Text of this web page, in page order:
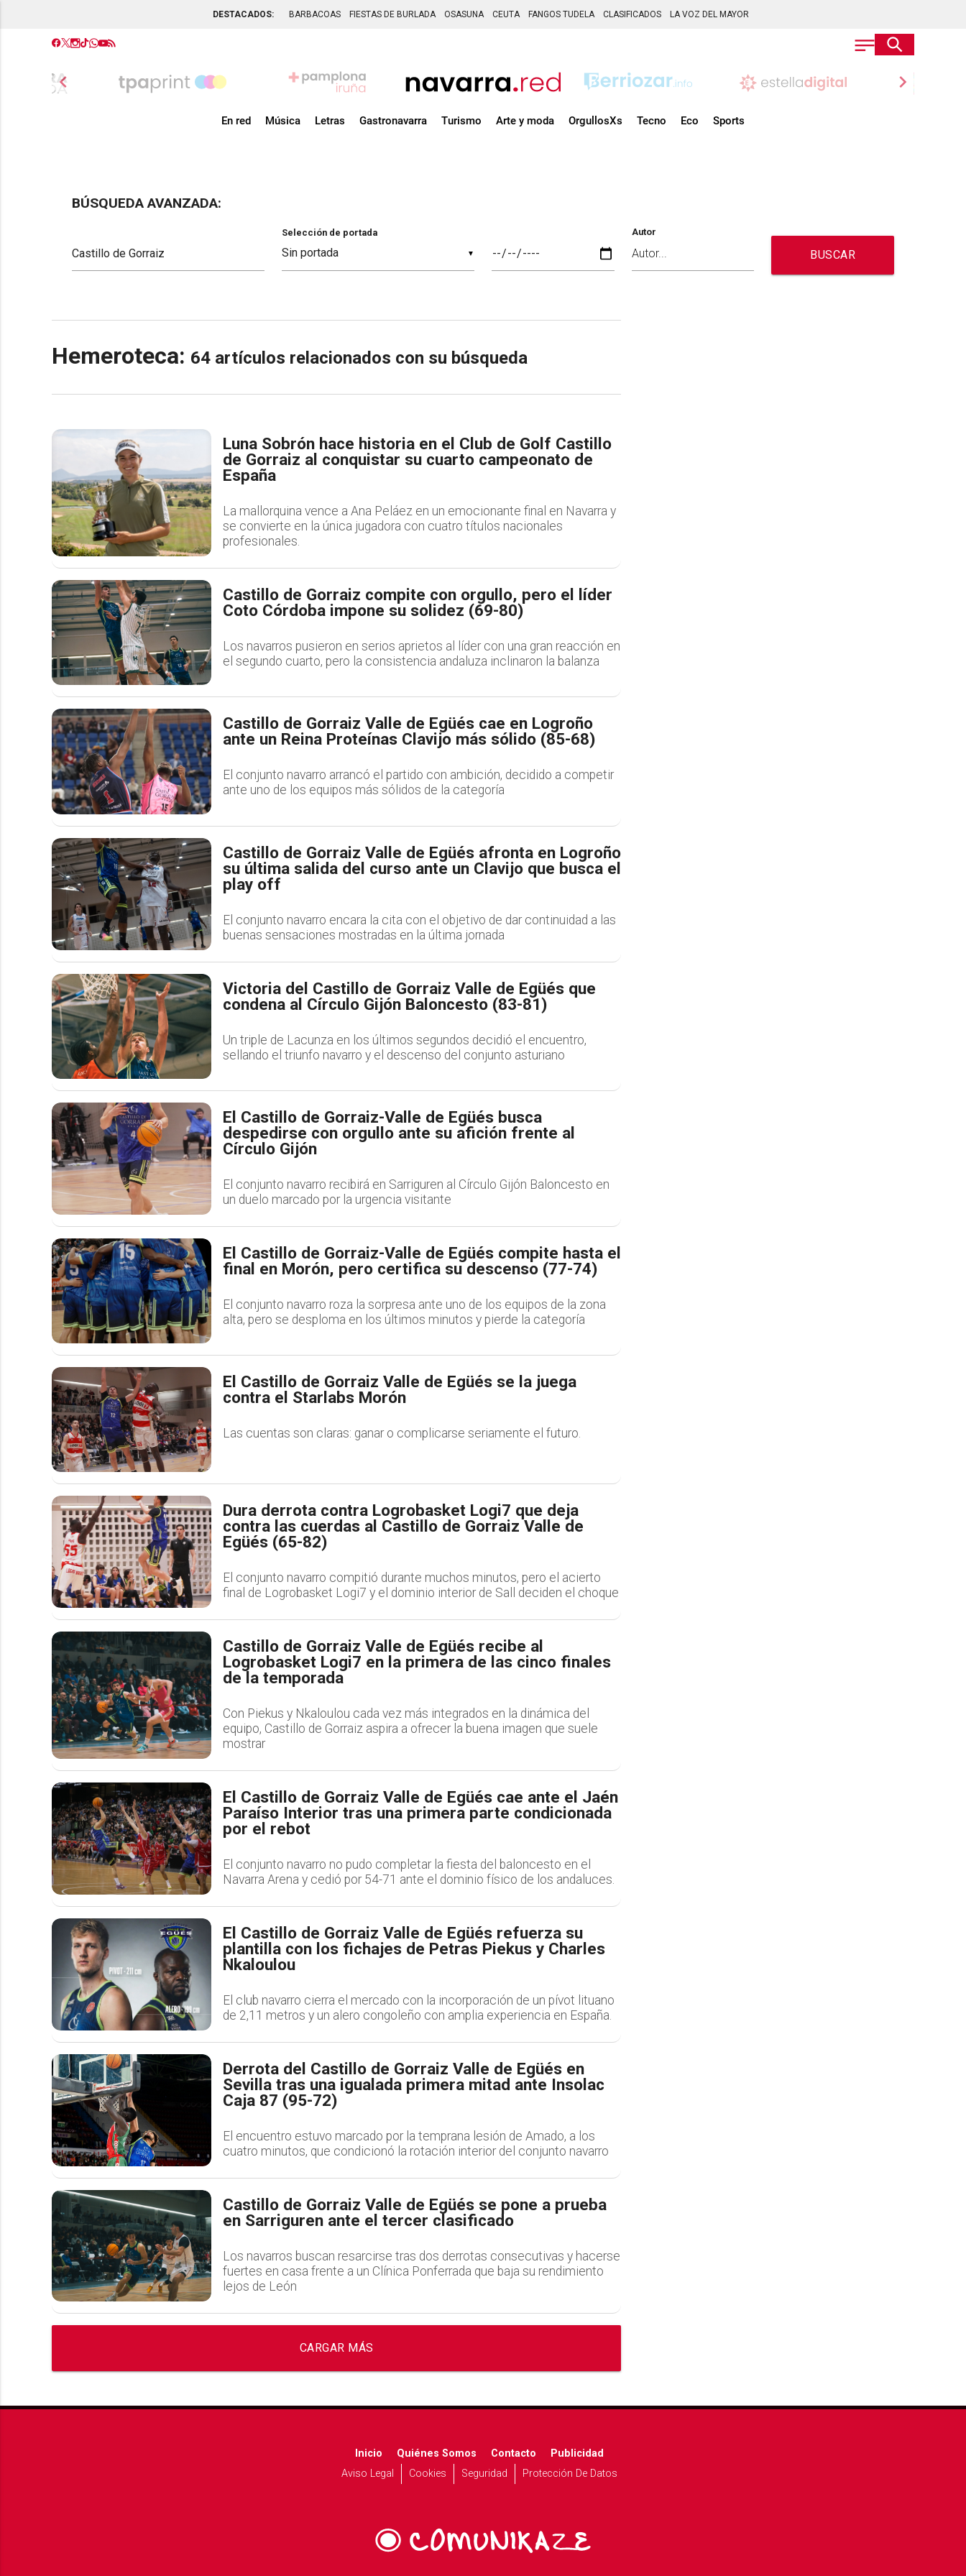
DESTACADOS: BARBACOAS FIESTAS DE BURLADA OSASUNA CEUTA FANGOS TUDELA CLASIFICADOS LA VOZ DEL MAYOR
chevron_left chevron_right
En red Música Letras Gastronavarra Turismo Arte y moda OrgullosXs Tecno Eco Sports
BÚSQUEDA AVANZADA:
▼
Selección de portada Autor
BUSCAR
Hemeroteca: 64 artículos relacionados con su búsqueda
Luna Sobrón hace historia en el Club de Golf Castillo
de Gorraiz al conquistar su cuarto campeonato de
España
La mallorquina vence a Ana Peláez en un emocionante final en Navarra y
se convierte en la única jugadora con cuatro títulos nacionales
profesionales.
Castillo de Gorraiz compite con orgullo, pero el líder
Coto Córdoba impone su solidez (69-80)
Los navarros pusieron en serios aprietos al líder con una gran reacción en
el segundo cuarto, pero la consistencia andaluza inclinaron la balanza
Castillo de Gorraiz Valle de Egüés cae en Logroño
ante un Reina Proteínas Clavijo más sólido (85-68)
El conjunto navarro arrancó el partido con ambición, decidido a competir
ante uno de los equipos más sólidos de la categoría
Castillo de Gorraiz Valle de Egüés afronta en Logroño
su última salida del curso ante un Clavijo que busca el
play off
El conjunto navarro encara la cita con el objetivo de dar continuidad a las
buenas sensaciones mostradas en la última jornada
Victoria del Castillo de Gorraiz Valle de Egüés que
condena al Círculo Gijón Baloncesto (83-81)
Un triple de Lacunza en los últimos segundos decidió el encuentro,
sellando el triunfo navarro y el descenso del conjunto asturiano
El Castillo de Gorraiz-Valle de Egüés busca
despedirse con orgullo ante su afición frente al
Círculo Gijón
El conjunto navarro recibirá en Sarriguren al Círculo Gijón Baloncesto en
un duelo marcado por la urgencia visitante
El Castillo de Gorraiz-Valle de Egüés compite hasta el
final en Morón, pero certifica su descenso (77-74)
El conjunto navarro roza la sorpresa ante uno de los equipos de la zona
alta, pero se desploma en los últimos minutos y pierde la categoría
El Castillo de Gorraiz Valle de Egüés se la juega
contra el Starlabs Morón
Las cuentas son claras: ganar o complicarse seriamente el futuro.
Dura derrota contra Logrobasket Logi7 que deja
contra las cuerdas al Castillo de Gorraiz Valle de
Egüés (65-82)
El conjunto navarro compitió durante muchos minutos, pero el acierto
final de Logrobasket Logi7 y el dominio interior de Sall deciden el choque
Castillo de Gorraiz Valle de Egüés recibe al
Logrobasket Logi7 en la primera de las cinco finales
de la temporada
Con Piekus y Nkaloulou cada vez más integrados en la dinámica del
equipo, Castillo de Gorraiz aspira a ofrecer la buena imagen que suele
mostrar
El Castillo de Gorraiz Valle de Egüés cae ante el Jaén
Paraíso Interior tras una primera parte condicionada
por el rebot
El conjunto navarro no pudo completar la fiesta del baloncesto en el
Navarra Arena y cedió por 54-71 ante el dominio físico de los andaluces.
El Castillo de Gorraiz Valle de Egüés refuerza su
plantilla con los fichajes de Petras Piekus y Charles
Nkaloulou
El club navarro cierra el mercado con la incorporación de un pívot lituano
de 2,11 metros y un alero congoleño con amplia experiencia en España.
Derrota del Castillo de Gorraiz Valle de Egüés en
Sevilla tras una igualada primera mitad ante Insolac
Caja 87 (95-72)
El encuentro estuvo marcado por la temprana lesión de Amado, a los
cuatro minutos, que condicionó la rotación interior del conjunto navarro
Castillo de Gorraiz Valle de Egüés se pone a prueba
en Sarriguren ante el tercer clasificado
Los navarros buscan resarcirse tras dos derrotas consecutivas y hacerse
fuertes en casa frente a un Clínica Ponferrada que baja su rendimiento
lejos de León
CARGAR MÁS
Inicio Quiénes Somos Contacto
Publicidad
Aviso Legal
Cookies Seguridad Protección De Datos